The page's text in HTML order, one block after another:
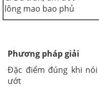
lông mao bao phủ
Phương pháp giải
Đặc điểm đúng khi
ướt